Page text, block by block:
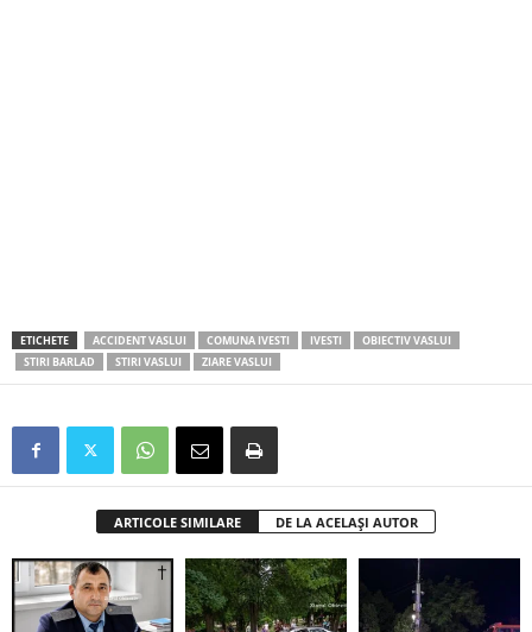
ETICHETE ACCIDENT VASLUI COMUNA IVESTI IVESTI
OBIECTIV VASLUI
STIRI BARLAD
STIRI VASLUI ZIARE VASLUI
ARTICOLE SIMILARE DE LA ACELAȘI AUTOR